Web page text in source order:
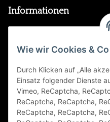
Wie wir Cookies &
Durch Klicken auf „Alle
Einsatz folgender Dienste
Vimeo, ReCaptcha,
ReCaptcha, ReCaptcha,
ReCaptcha, ReCaptcha,
Informationen
FAQ
Zahlungsarten